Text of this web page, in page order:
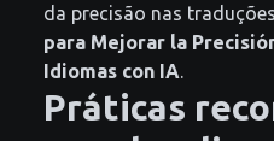
da precisão nas
para Mejorar la
Idiomas con IA
Práticas